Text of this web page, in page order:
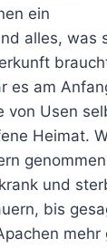
ein
alles, was
es am
von Usen
Heimat.
genommen
und
bis
mehr